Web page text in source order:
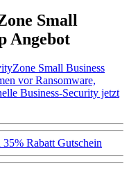
Small
Angebot
Small Business
vor Ransomware,
Business-Security jetzt